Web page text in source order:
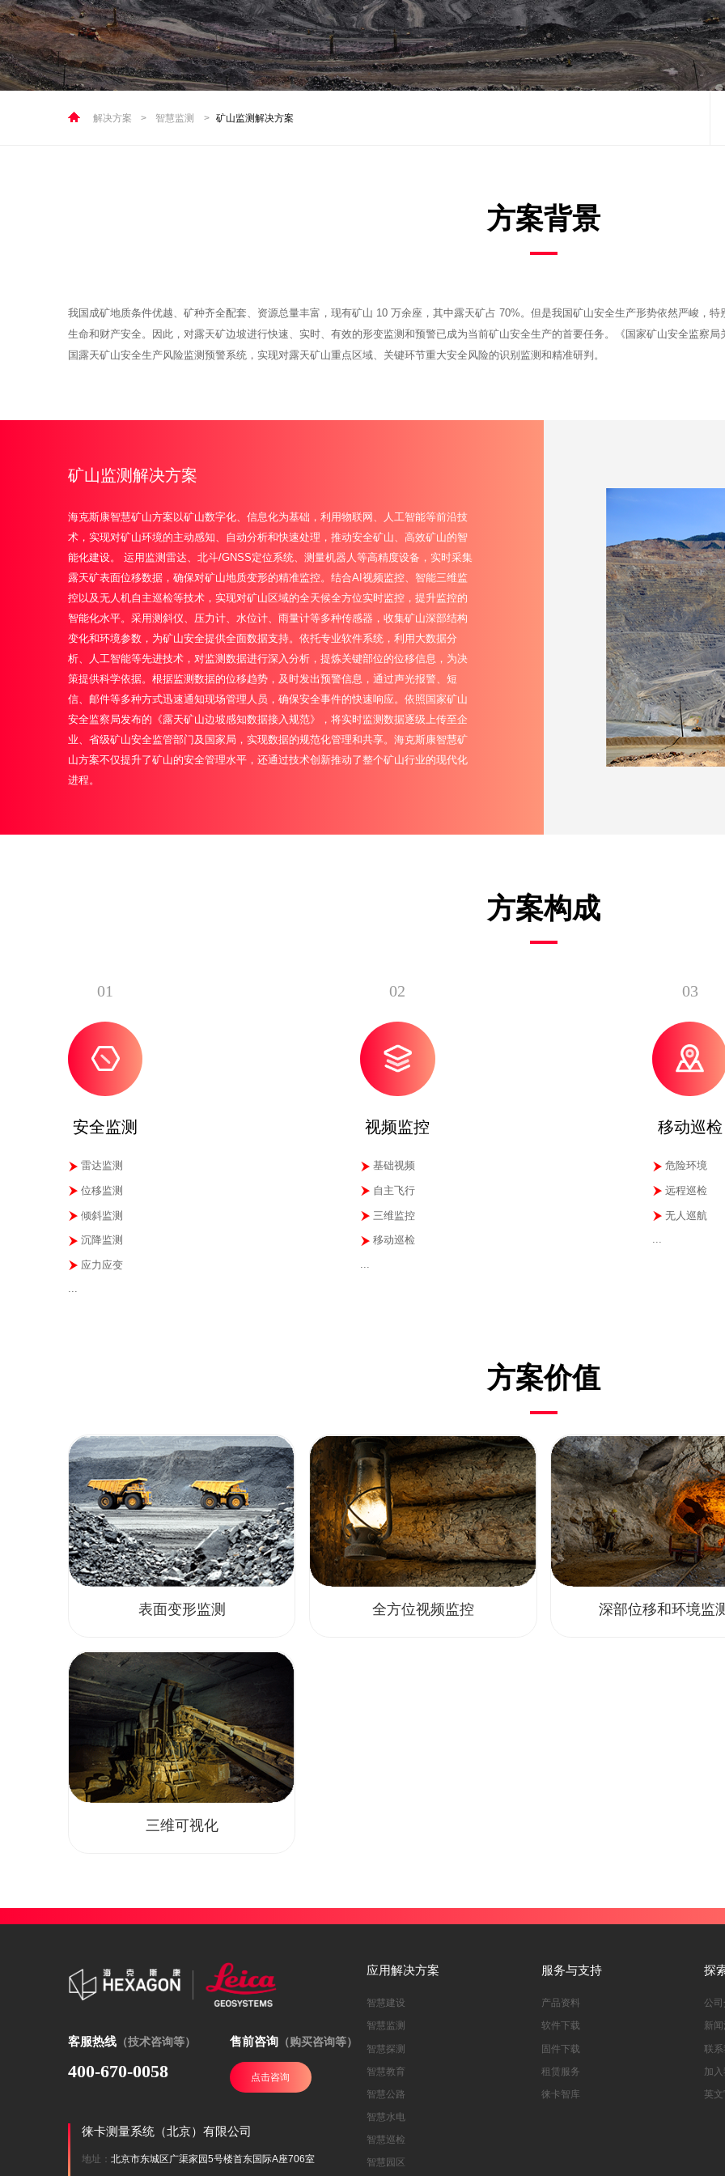
解决方案 > 智慧监测 > 矿山监测解决方案
方案背景
我国成矿地质条件优越、矿种齐全配套、资源总量丰富，现有矿山 10 万余座，其中露天矿占 70%。但是我国矿山安全生产形势依然严峻，
生命和财产安全。因此，对露天矿边坡进行快速、实时、有效的形变监测和预警已成为当前矿山安全生产的首要任务。《国家矿山安全监察
国露天矿山安全生产风险监测预警系统，实现对露天矿山重点区域、关键环节重大安全风险的识别监测和精准研判。
矿山监测解决方案
海克斯康智慧矿山方案以矿山数字化、信息化为基础，利用物联网、人工智能等前沿技
术，实现对矿山环境的主动感知、自动分析和快速处理，推动安全矿山、高效矿山的智
能化建设。 运用监测雷达、北斗/GNSS定位系统、测量机器人等高精度设备，实时采集
露天矿表面位移数据，确保对矿山地质变形的精准监控。结合AI视频监控、智能三维监
控以及无人机自主巡检等技术，实现对矿山区域的全天候全方位实时监控，提升监控的
智能化水平。采用测斜仪、压力计、水位计、雨量计等多种传感器，收集矿山深部结构
变化和环境参数，为矿山安全提供全面数据支持。依托专业软件系统，利用大数据分
析、人工智能等先进技术，对监测数据进行深入分析，提炼关键部位的位移信息，为决
策提供科学依据。根据监测数据的位移趋势，及时发出预警信息，通过声光报警、短
信、邮件等多种方式迅速通知现场管理人员，确保安全事件的快速响应。依照国家矿山
安全监察局发布的《露天矿山边坡感知数据接入规范》，将实时监测数据逐级上传至企
业、省级矿山安全监管部门及国家局，实现数据的规范化管理和共享。海克斯康智慧矿
山方案不仅提升了矿山的安全管理水平，还通过技术创新推动了整个矿山行业的现代化
进程。
方案构成
01
安全监测
雷达监测
位移监测
倾斜监测
沉降监测
应力应变
...
02
视频监控
基础视频
自主飞行
三维监控
移动巡检
03
移动巡检
危险环境
远程巡检
无人巡航
...
方案价值
表面变形监测 全方位视频监控 深部位移和环境监
三维可视化
客服热线 （技术咨询等）
400-670-0058
售前咨询 （购买咨询等）
点击咨询
徕卡测量系统（北京）有限公司
地址： 北京市东城区广渠家园5号楼首东国际A座706室
应用解决方案
智慧建设
智慧监测
智慧探测
智慧教育
智慧公路
智慧水电
智慧巡检
智慧园区
服务与支持
产品资料
软件下载
固件下载
租赁服务
徕卡智库
探
公
新
联
加
英